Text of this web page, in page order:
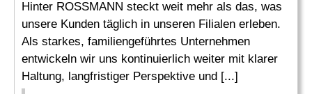
Hinter ROSSMANN steckt weit mehr als das, was
unsere Kunden täglich in unseren Filialen erleben.
Als starkes, familiengeführtes Unternehmen
entwickeln wir uns kontinuierlich weiter mit klarer
Haltung, langfristiger Perspektive und [...]